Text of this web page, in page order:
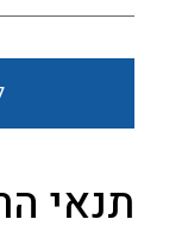
תנאי